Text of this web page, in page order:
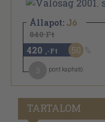
Állapot: Jó
840 Ft
420 ,-Ft 50
pont kapható
TARTALOM